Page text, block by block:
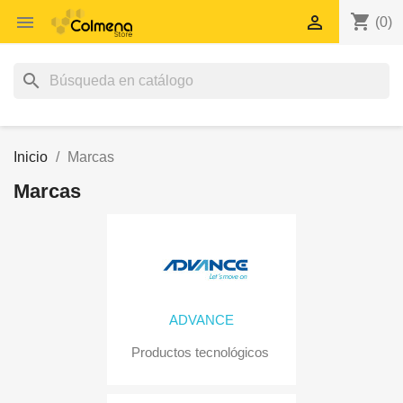
 shopping_cart (0)

search
Inicio Marcas
Marcas
ADVANCE
Productos tecnológicos